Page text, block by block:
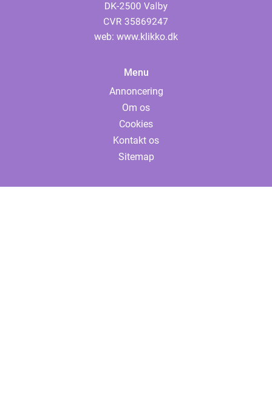
web: www.klikko.dk
Menu
Annoncering
Om os
Cookies
Kontakt os
Sitemap